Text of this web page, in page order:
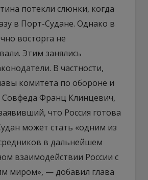
потекли слюнки, когда
в Порт-Судане. Однако в
восторга не
Этим занялись
В частности,
комитета по обороне и
Совфеда Франц Клинцевич,
что Россия готова
может стать «одним из
в дальнейшем
взаимодействии России с
миром», — добавил глава